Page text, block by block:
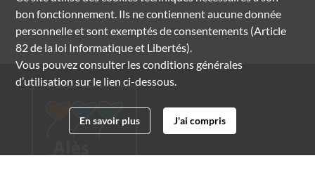
bon fonctionnement. Ils ne contiennent aucune donnée
personnelle et sont exemptés de consentements (Article
82 de la loi Informatique et Libertés).
Vous pouvez consulter les conditions générales
d’utilisation sur le lien ci-dessous.
En savoir plus J'ai compris